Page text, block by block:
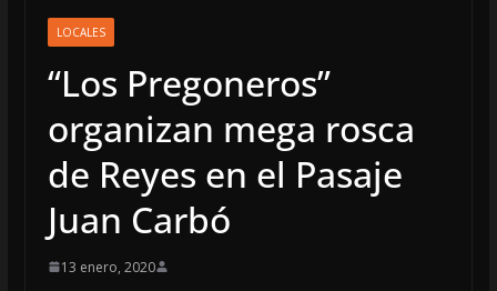
LOCALES
“Los Pregoneros”
organizan mega rosca
de Reyes en el Pasaje
Juan Carbó
13 enero, 2020